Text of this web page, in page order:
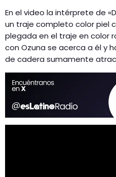
En el video la intérprete de
un traje completo color piel
plegada en el traje en color
con Ozuna se acerca a él y
de cadera sumamente